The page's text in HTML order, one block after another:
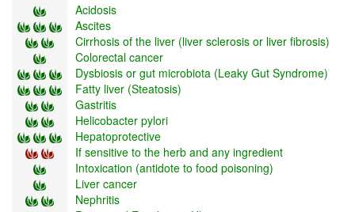
Acidosis
Ascites
Cirrhosis of the liver (liver sclerosis or liver fibrosis)
Colorectal cancer
Dysbiosis or gut microbiota (Leaky Gut Syndrome)
Fatty liver (Steatosis)
Gastritis
Helicobacter pylori
Hepatoprotective
If sensitive to the herb and any ingredient
Intoxication (antidote to food poisoning)
Liver cancer
Nephritis